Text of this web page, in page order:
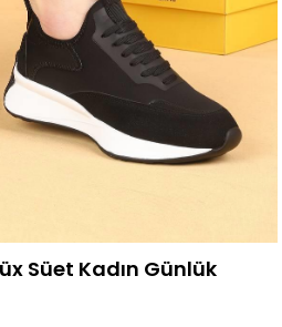
Süet Kadın Günlük